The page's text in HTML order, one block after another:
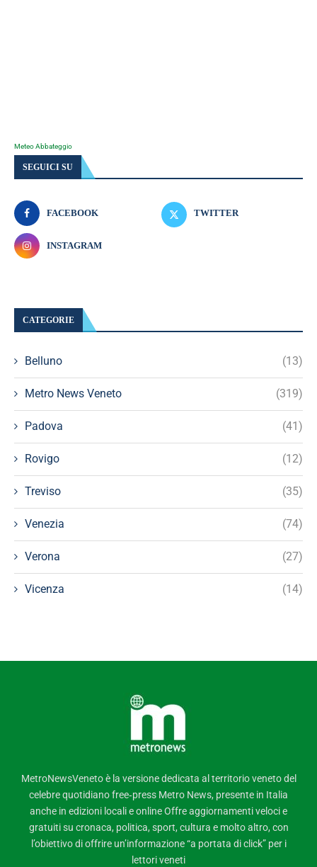
Meteo Abbateggio
SEGUICI SU
FACEBOOK TWITTER
INSTAGRAM
CATEGORIE
Belluno (13)
Metro News Veneto (319)
Padova (41)
Rovigo (12)
Treviso (35)
Venezia (74)
Verona (27)
Vicenza (14)
MetroNewsVeneto è la versione dedicata al territorio veneto del
celebre quotidiano free‑press Metro News, presente in Italia
anche in edizioni locali e online Offre aggiornamenti veloci e
gratuiti su cronaca, politica, sport, cultura e molto altro, con
l’obiettivo di offrire un’informazione “a portata di click” per i
lettori veneti